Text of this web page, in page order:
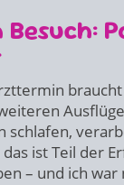
schlafen,
ist Teil der
– und ich war